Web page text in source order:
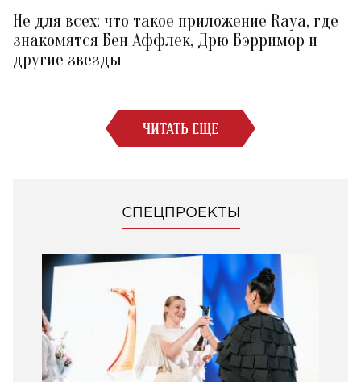
Не для всех: что такое приложение Raya, где
знакомятся Бен Аффлек, Дрю Бэрримор и
другие звезды
ЧИТАТЬ ЕЩЕ
СПЕЦПРОЕКТЫ